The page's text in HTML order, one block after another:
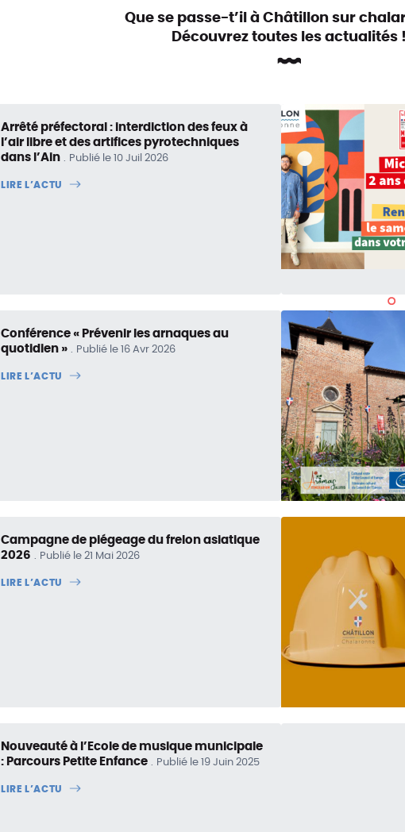
Que se passe-t’il à Châtillon sur
Découvrez toutes les actualités !
Arrêté préfectoral : interdiction des feux à
l’air libre et des artifices pyrotechniques
dans l’Ain
Publié le 10 Juil 2026
LIRE L’ACTU
Conférence « Prévenir les arnaques au
quotidien »
Publié le 16 Avr 2026
LIRE L’ACTU
Campagne de piégeage du frelon asiatique
2026
Publié le 21 Mai 2026
LIRE L’ACTU
Nouveauté à l’Ecole de musique municipale
: Parcours Petite Enfance
Publié le 19 Juin 2025
LIRE L’ACTU